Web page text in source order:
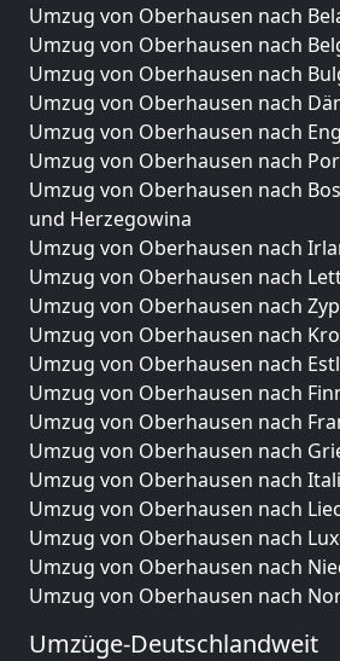
Umzug von Oberhausen nach
Umzug von Oberhausen nach
Umzug von Oberhausen nach
Umzug von Oberhausen nach
Umzug von Oberhausen nach
Umzug von Oberhausen nach
Umzug von Oberhausen nach
und Herzegowina
Umzug von Oberhausen nach
Umzug von Oberhausen nach
Umzug von Oberhausen nach
Umzug von Oberhausen nach
Umzug von Oberhausen nach
Umzug von Oberhausen nach
Umzug von Oberhausen nach
Umzug von Oberhausen nach
Umzug von Oberhausen nach
Umzug von Oberhausen nach
Umzug von Oberhausen nach
Umzug von Oberhausen nach
Umzug von Oberhausen nach
Umzüge-Deutschlandweit